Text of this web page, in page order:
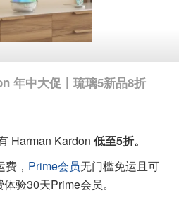
年中大促丨琉璃5新品8折
Harman Kardon 低至5折。
， Prime会员无门槛免运且可
体验30天Prime会员。